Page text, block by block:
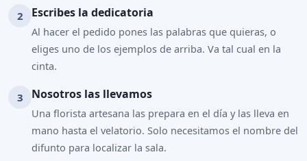
Escribes la dedicatoria
Al hacer el pedido pones las palabras que quieras, o
eliges uno de los ejemplos de arriba. Va tal cual en la
cinta.
Nosotros las llevamos
Una florista artesana las prepara en el día y las lleva en
mano hasta el velatorio. Solo necesitamos el nombre del
difunto para localizar la sala.